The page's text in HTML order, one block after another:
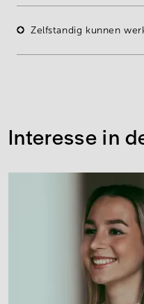
Zelfstandig kunnen
Interesse in